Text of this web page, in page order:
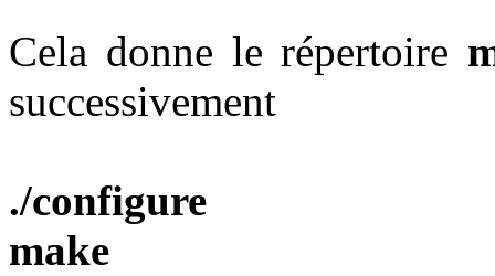
Cela donne le répertoire
successivement
./configure
make